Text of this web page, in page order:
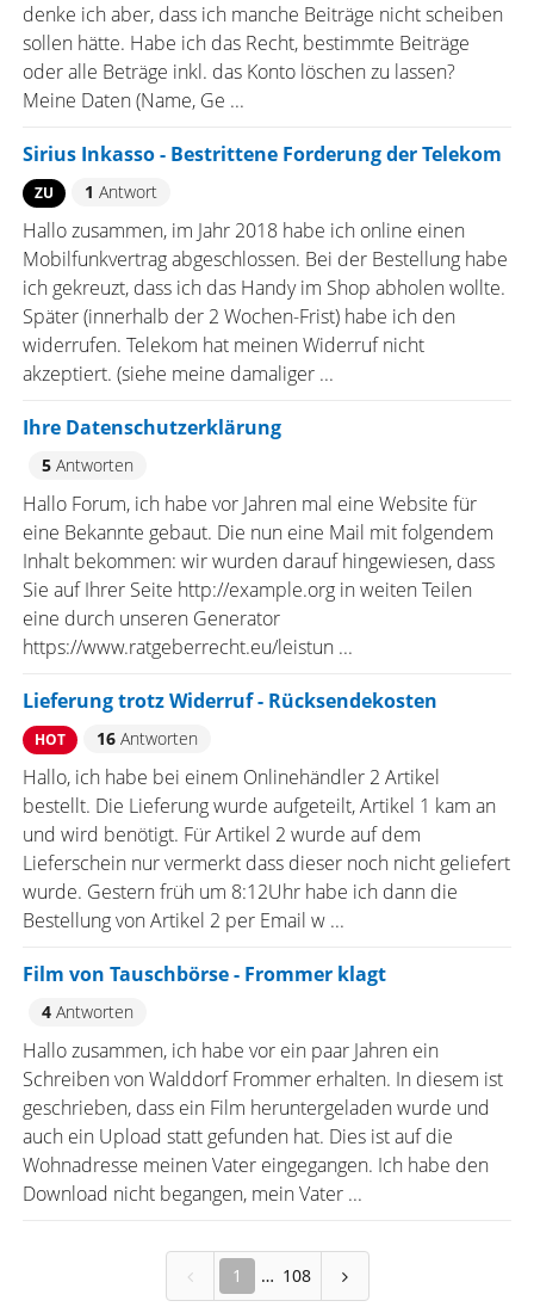
denke ich aber, dass ich manche Beiträge nicht scheiben
sollen hätte. Habe ich das Recht, bestimmte Beiträge
oder alle Beträge inkl. das Konto löschen zu lassen?
Meine Daten (Name, Ge ...
Sirius Inkasso - Bestrittene Forderung der Telekom
ZU 1 Antwort
Hallo zusammen, im Jahr 2018 habe ich online einen
Mobilfunkvertrag abgeschlossen. Bei der Bestellung habe
ich gekreuzt, dass ich das Handy im Shop abholen wollte.
Später (innerhalb der 2 Wochen-Frist) habe ich den
widerrufen. Telekom hat meinen Widerruf nicht
akzeptiert. (siehe meine damaliger ...
Ihre Datenschutzerklärung
5Antworten
Hallo Forum, ich habe vor Jahren mal eine Website für
eine Bekannte gebaut. Die nun eine Mail mit folgendem
Inhalt bekommen: wir wurden darauf hingewiesen, dass
Sie auf Ihrer Seite http://example.org in weiten Teilen
eine durch unseren Generator
https://www.ratgeberrecht.eu/leistun ...
Lieferung trotz Widerruf - Rücksendekosten
HOT 16Antworten
Hallo, ich habe bei einem Onlinehändler 2 Artikel
bestellt. Die Lieferung wurde aufgeteilt, Artikel 1 kam an
und wird benötigt. Für Artikel 2 wurde auf dem
Lieferschein nur vermerkt dass dieser noch nicht geliefert
wurde. Gestern früh um 8:12Uhr habe ich dann die
Bestellung von Artikel 2 per Email w ...
Film von Tauschbörse - Frommer klagt
4Antworten
Hallo zusammen, ich habe vor ein paar Jahren ein
Schreiben von Walddorf Frommer erhalten. In diesem ist
geschrieben, dass ein Film heruntergeladen wurde und
auch ein Upload statt gefunden hat. Dies ist auf die
Wohnadresse meinen Vater eingegangen. Ich habe den
Download nicht begangen, mein Vater ...
1 108